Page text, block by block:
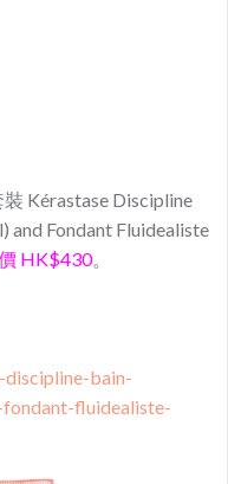
裝 Kérastase Discipline
and Fondant Fluidealiste
HK$430。
bain-
fluidealiste-